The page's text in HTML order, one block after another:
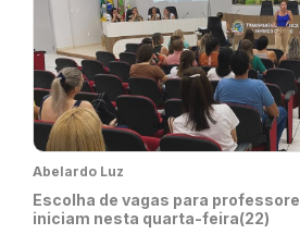
Abelardo Luz
Escolha de vagas para
iniciam nesta quarta-feira(22)